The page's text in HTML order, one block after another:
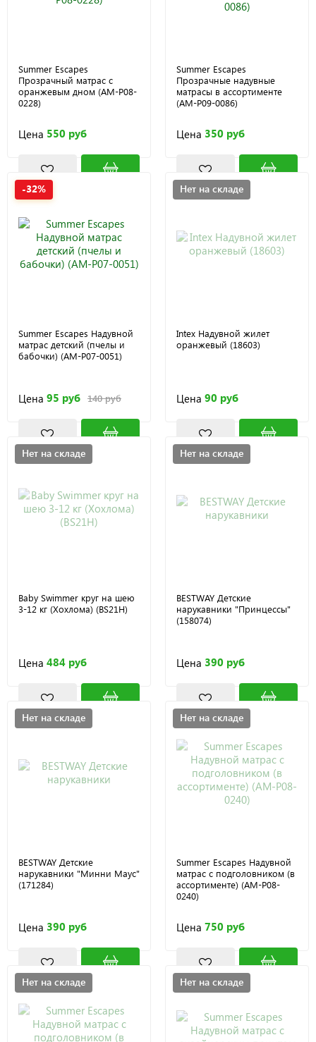
Summer Escapes
Прозрачный матрас с
оранжевым дном (AM-P08-
0228)
Цена 550 руб
Summer Escapes
Прозрачные надувные
матрасы в ассортименте
(AM-P09-0086)
Цена 350 руб
-32%
Summer Escapes Надувной
матрас детский (пчелы и
бабочки) (AM-P07-0051)
Цена 95 руб 140 руб
Нет на складе
Intex Надувной жилет
оранжевый (18603)
Цена 90 руб
Нет на складе
Baby Swimmer круг на шею
3-12 кг (Хохлома) (BS21H)
Цена 484 руб
Нет на складе
BESTWAY Детские
нарукавники "Принцессы"
(158074)
Цена 390 руб
Нет на складе
BESTWAY Детские
нарукавники "Минни Маус"
(171284)
Цена 390 руб
Нет на складе
Summer Escapes Надувной
матрас с подголовником (в
ассортименте) (AM-P08-
0240)
Цена 750 руб
Нет на складе Нет на складе